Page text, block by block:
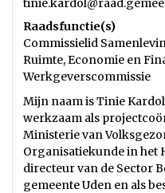
Raadsfunctie(s)
Commissielid
Ruimte, Economie en
Werkgeverscommissie
Mijn naam is Tinie
werkzaam als
Ministerie van
Organisatiekunde in het
directeur van de Sector
gemeente Uden en als